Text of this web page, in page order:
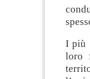
I più
loro